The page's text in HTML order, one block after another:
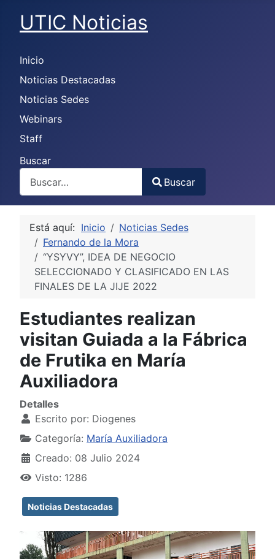
UTIC Noticias
Inicio
Noticias Destacadas
Noticias Sedes
Webinars
Staff
Buscar
Type 2 or more characters for results.
Buscar
Está aquí: Inicio
Noticias Sedes
Fernando de la Mora
“YSYVY”, IDEA DE NEGOCIO
SELECCIONADO Y CLASIFICADO EN LAS
FINALES DE LA JIJE 2022
Estudiantes realizan
visitan Guiada a la Fábrica
de Frutika en María
Auxiliadora
Detalles
Escrito por: Diogenes
Categoría: María Auxiliadora
Creado: 08 Julio 2024
Visto: 1286
Noticias Destacadas